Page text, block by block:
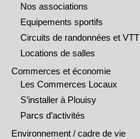
Nos associations
Equipements sportifs
Circuits de randonnées et VTT
Locations de salles
Commerces et économie
Les Commerces Locaux
S’installer à Plouisy
Parcs d’activités
Environnement / cadre de vie